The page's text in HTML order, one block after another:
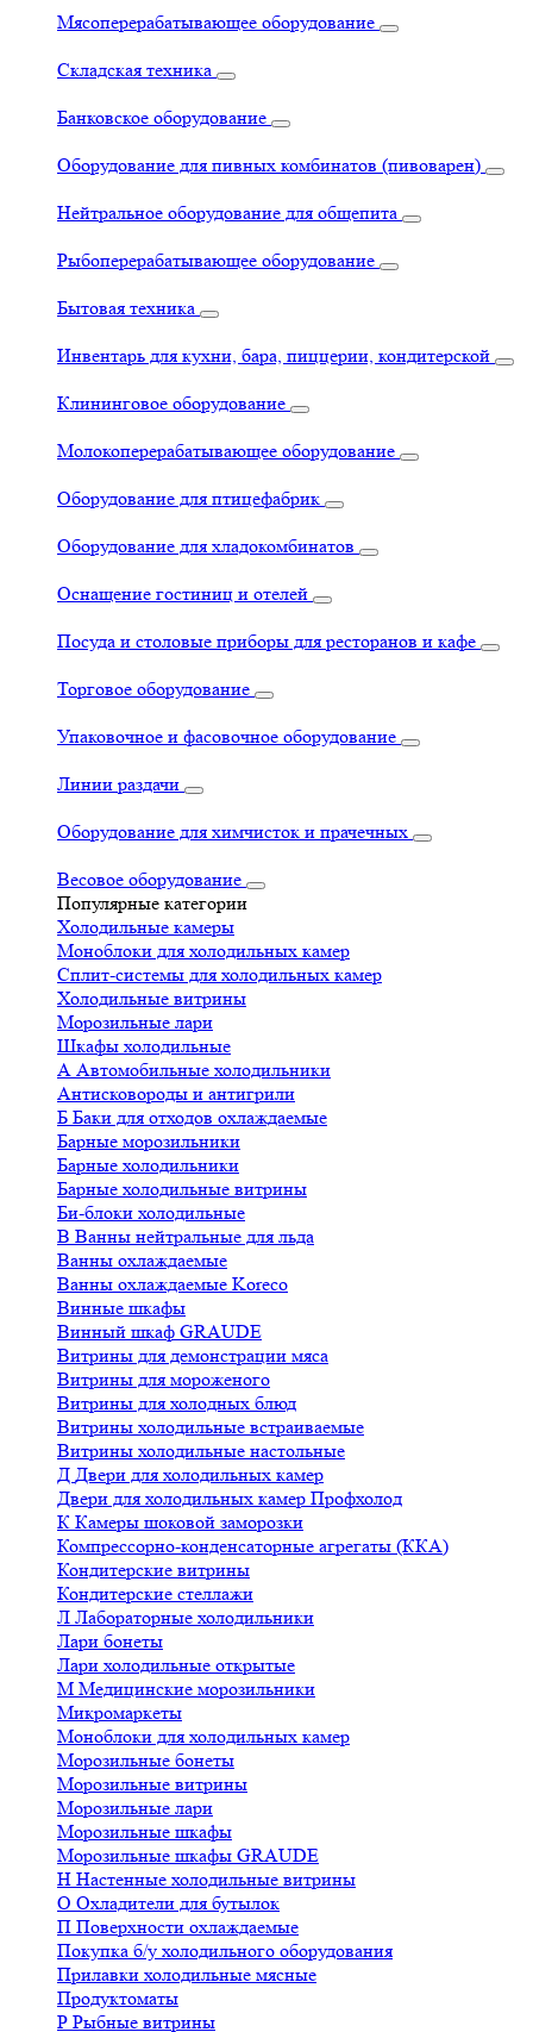
Мясоперерабатывающее оборудование
Складская техника
Банковское оборудование
Оборудование для пивных комбинатов (пивоварен)
Нейтральное оборудование для общепита
Рыбоперерабатывающее оборудование
Бытовая техника
Инвентарь для кухни, бара, пиццерии, кондитерской
Клининговое оборудование
Молокоперерабатывающее оборудование
Оборудование для птицефабрик
Оборудование для хладокомбинатов
Оснащение гостиниц и отелей
Посуда и столовые приборы для ресторанов и кафе
Торговое оборудование
Упаковочное и фасовочное оборудование
Линии раздачи
Оборудование для химчисток и прачечных
Весовое оборудование
Популярные категории
Холодильные камеры
Моноблоки для холодильных камер
Сплит-системы для холодильных камер
Холодильные витрины
Морозильные лари
Шкафы холодильные
А Автомобильные холодильники
Антисковороды и антигрили
Б Баки для отходов охлаждаемые
Барные морозильники
Барные холодильники
Барные холодильные витрины
Би-блоки холодильные
В Ванны нейтральные для льда
Ванны охлаждаемые
Ванны охлаждаемые Koreco
Винные шкафы
Винный шкаф GRAUDE
Витрины для демонстрации мяса
Витрины для мороженого
Витрины для холодных блюд
Витрины холодильные встраиваемые
Витрины холодильные настольные
Д Двери для холодильных камер
Двери для холодильных камер Профхолод
К Камеры шоковой заморозки
Компрессорно-конденсаторные агрегаты (ККА)
Кондитерские витрины
Кондитерские стеллажи
Л Лабораторные холодильники
Лари бонеты
Лари холодильные открытые
М Медицинские морозильники
Микромаркеты
Моноблоки для холодильных камер
Морозильные бонеты
Морозильные витрины
Морозильные лари
Морозильные шкафы
Морозильные шкафы GRAUDE
Н Настенные холодильные витрины
О Охладители для бутылок
П Поверхности охлаждаемые
Покупка б/у холодильного оборудования
Прилавки холодильные мясные
Продуктоматы
Р Рыбные витрины